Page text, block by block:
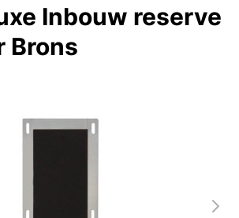
Inbouw reserve
Brons